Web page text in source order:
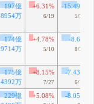
197億
8954万
+6.31%
6/19
-15.49%
5/20
174億
9714万
+4.78%
5/10
-8.6%
8/25
175億
4392万
+8.15%
7/27
-7.43%
6/16
229億
+5.08% -8.05%